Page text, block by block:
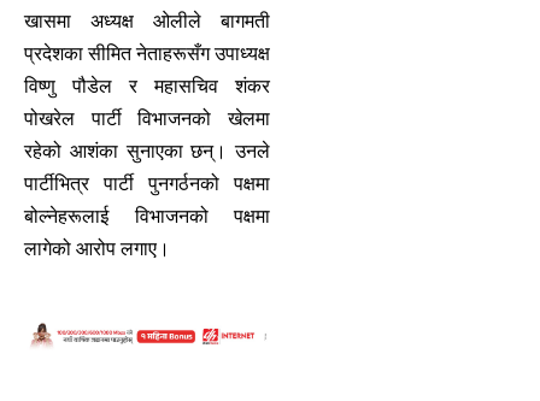
खासमा अध्यक्ष ओलीले बागमती
प्रदेशका सीमित नेताहरूसँग उपाध्यक्ष
विष्णु पौडेल र महासचिव शंकर
पोखरेल पार्टी विभाजनको खेलमा
रहेको आशंका सुनाएका छन्। उनले
पार्टीभित्र पार्टी पुनगर्ठनको पक्षमा
बोल्नेहरूलाई विभाजनको पक्षमा
लागेको आरोप लगाए।